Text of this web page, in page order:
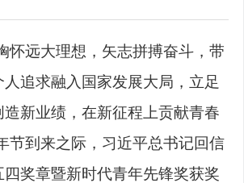
怀远大理想，矢志拼搏奋斗，带
追求融入国家发展大局，立足
新业绩，在新征程上贡献青春
节到来之际，习近平总书记回信
奖章暨新时代青年先锋奖获奖